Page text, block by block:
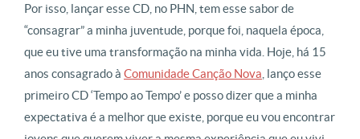
Por isso, lançar esse CD, no PHN, tem esse sabor de
“consagrar” a minha juventude, porque foi, naquela época,
que eu tive uma transformação na minha vida. Hoje, há 15
anos consagrado à Comunidade Canção Nova , lanço esse
primeiro CD ‘Tempo ao Tempo’ e posso dizer que a minha
expectativa é a melhor que existe, porque eu vou encontrar